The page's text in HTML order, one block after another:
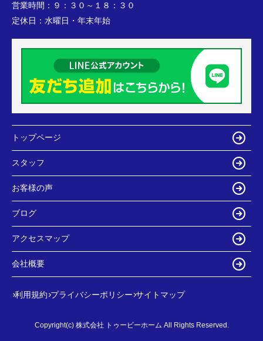
営業時間： ９：３０～１８：３０
定休日： 水曜日・年末年始
トップページ
スタッフ
お客様の声
ブログ
アクセスマップ
会社概要
利用規約 プライバシーポリシー サイトマップ
Copyright(c) 株式会社 トゥービーホーム All Rights Reserved.